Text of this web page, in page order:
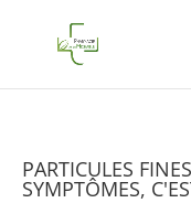
PARTICULES
SYMPTÔMES,